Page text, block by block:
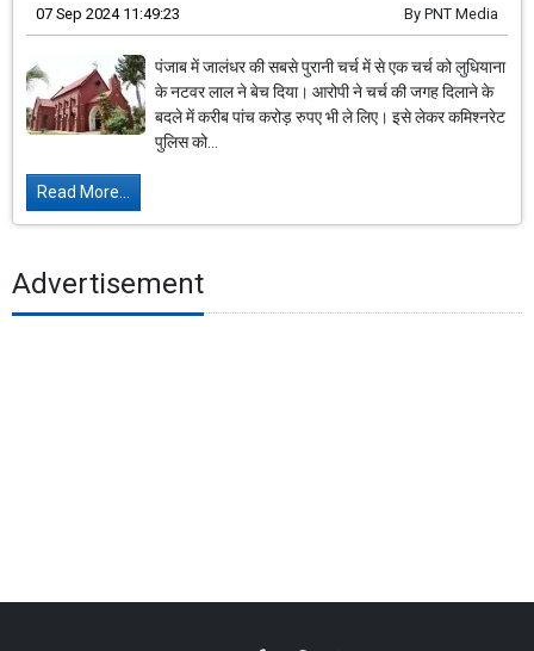
07 Sep 2024 11:49:23 By PNT Media
पंजाब में जालंधर की सबसे पुरानी चर्च में से एक चर्च को लुधियाना
के नटवर लाल ने बेच दिया। आरोपी ने चर्च की जगह दिलाने के
बदले में करीब पांच करोड़ रुपए भी ले लिए। इसे लेकर कमिश्नरेट
पुलिस को...
Read More...
Advertisement